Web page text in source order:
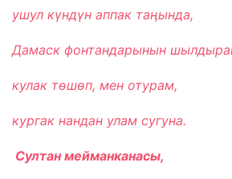
ушул күндүн аппак таӊында,
Дамаск фонтандарынын
кулак төшөп, мен отурам,
кургак нандан улам сугуна.
Султан мейманканасы,